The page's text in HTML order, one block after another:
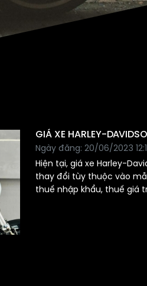
GIÁ XE HARLEY-
Ngày đăng: 20/06/2023
Hiện tại, giá xe Harley-
thay đổi tùy thuộc vào
thuế nhập khẩu, thuế giá